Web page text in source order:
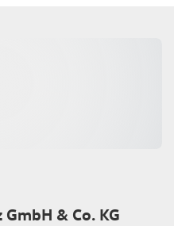
& Co. KG